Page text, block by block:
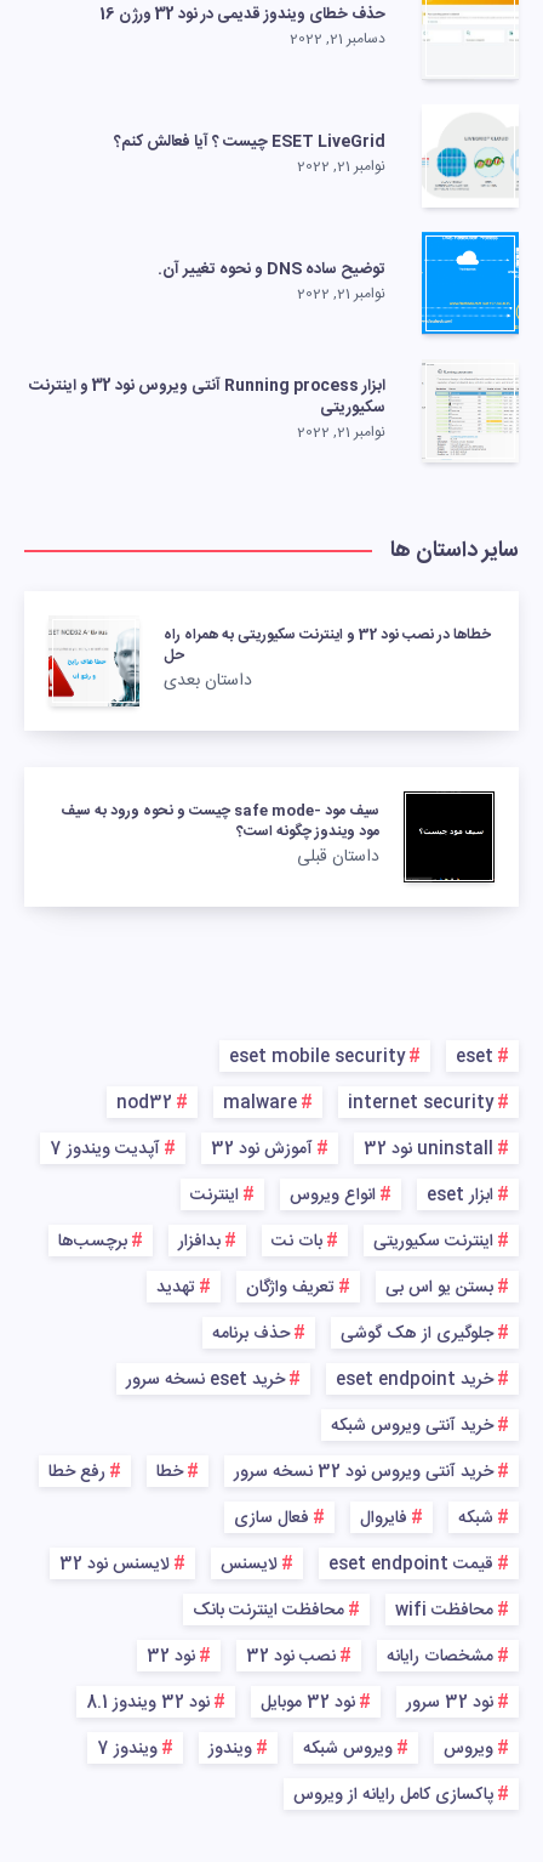
حذف خطای ویندوز قدیمی در نود 32 ورژن 16
دسامبر 21, 2022
ESET LiveGrid چیست ؟ آیا فعالش کنم؟
نوامبر 21, 2022
توضیح ساده DNS و نحوه تغییر آن.
نوامبر 21, 2022
ابزار Running process آنتی ویروس نود 32 و اینترنت
سکیوریتی
نوامبر 21, 2022
سایر داستان ها
خطاها در نصب نود 32 و اینترنت سکیوریتی به همراه راه
حل
داستان بعدی
سیف مود -safe mode چیست و نحوه ورود به سیف
مود ویندوز چگونه است؟
داستان قبلی
eset
eset mobile security
internet security
malware
nod32
uninstall نود 32
آموزش نود 32
آپدیت ویندوز 7
ابزار eset
انواع ویروس
اینترنت
اینترنت سکیوریتی
بات نت بدافزار
برچسب‌ها
بستن یو اس بی
تعریف واژگان
تهدید
جلوگیری از هک گوشی
حذف برنامه
خرید eset endpoint
خرید eset نسخه سرور
خرید آنتی ویروس شبکه
خرید آنتی ویروس نود 32 نسخه سرور
خطا
رفع خطا
شبکه
فایروال
فعال سازی
قیمت eset endpoint
لایسنس
لایسنس نود 32
محافظت wifi
محافظت اینترنت بانک
مشخصات رایانه
نصب نود 32
نود 32
نود 32 سرور
نود 32 موبایل
نود 32 ویندوز 8.1
ویروس
ویروس شبکه ویندوز
ویندوز 7
پاکسازی کامل رایانه از ویروس